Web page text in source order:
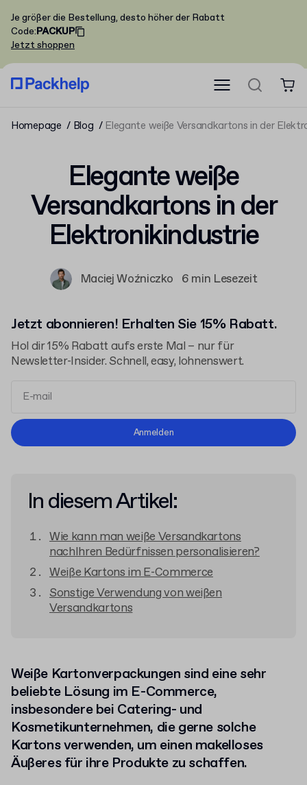
Je größer die Bestellung, desto höher der Rabatt
Code:PACKUP
Jetzt shoppen
Homepage Blog Elegante weiße Versandkartons in der
Elegante weiße
Versandkartons in der
Elektronikindustrie
Maciej Woźniczko 6 min Lesezeit
Jetzt abonnieren! Erhalten Sie 15% Rabatt.
Hol dir 15% Rabatt aufs erste Mal – nur für
Newsletter-Insider. Schnell, easy, lohnenswert.
Allgemeinen Geschäftsbedingungen
Anmelden
In diesem Artikel:
Wie kann man weiße Versandkartons
nachIhren Bedürfnissen personalisieren?
Weiße Kartons im E-Commerce
Sonstige Verwendung von weißen
Versandkartons
Weiße Kartonverpackungen sind eine sehr
beliebte Lösung im E-Commerce,
insbesondere bei Catering- und
Kosmetikunternehmen, die gerne solche
Kartons verwenden, um einen makelloses
Äußeres für ihre Produkte zu schaffen.